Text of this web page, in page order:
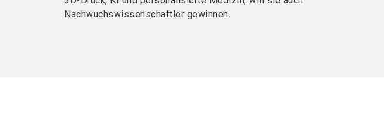
Nachwuchswissenschaftler gewinnen.